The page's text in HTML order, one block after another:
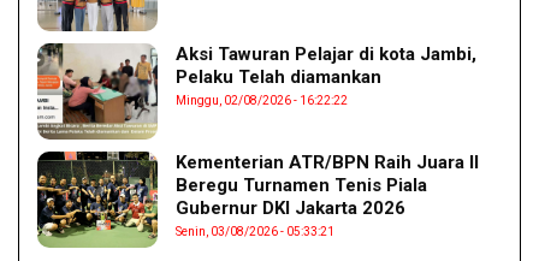
Aksi Tawuran Pelajar di kota Jambi,
Pelaku Telah diamankan
Minggu, 02/08/2026 - 16:22:22
Kementerian ATR/BPN Raih Juara II
Beregu Turnamen Tenis Piala
Gubernur DKI Jakarta 2026
Senin, 03/08/2026 - 05:33:21